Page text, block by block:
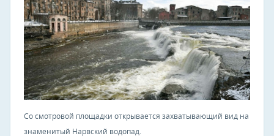
Со смотровой площадки открывается захватывающий вид на
знаменитый Нарвский водопад.